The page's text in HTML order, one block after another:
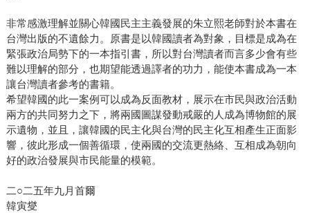
非常感激理解並關心韓國民主主義發展的朱立熙老師對於本書在
台灣出版的不遺餘力。原書是以韓國讀者為對象，目標是成為在
緊張政治局勢下的一本指引書，所以對台灣讀者而言多少會有些
難以理解的部分，也期望能透過譯者的功力，能使本書成為一本
讓台灣讀者參考的書籍。
希望韓國的此一案例可以成為反面教材，展示在市民與政治活動
兩方的共同努力之下，將兩國圖謀發動戒嚴的人成為博物館的展
示遺物，並且，讓韓國的民主化與台灣的民主化互相產生正面影
響，彼此形成一個善循環，使兩國的交流更熱絡、互相成為朝向
好的政治發展與市民能量的模範。
二○二五年九月首爾
韓寅燮